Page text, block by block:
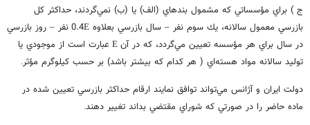
ج ) براي مؤسساتي كه مشمول بندهاي (الف) يا (ب) نمي‌گردند، حداكثر كل
بازرسي معمول سالانه، يك سوم نفر – سال بازرسي بعلاوه 0.4 E نفر – روز بازرسي
در سال براي هر مؤسسه تعيين مي‌گردد، كه در آن
عبارت است از موجودي يا
توليد سالانه مواد هسته‌اي ( هر كدام كه بيشتر باشد) بر حسب كيلوگرم مؤثر.
دولت ايران و آژانس مي‌تواند توافق نمايند ارقام حداكثر بازرسي تعيين شده در
ماده حاضر را در صورتي كه شوراي مقتضي بداند تغيير دهند.